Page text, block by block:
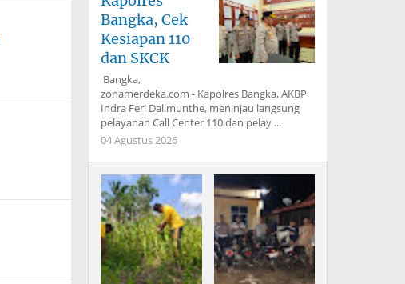
Bangka, Cek
Kesiapan 110
dan SKCK
Bangka,
zonamerdeka.com - Kapolres Bangka, AKBP
Indra Feri Dalimunthe, meninjau langsung
pelayanan Call Center 110 dan pelay ...
04 Agustus 2026